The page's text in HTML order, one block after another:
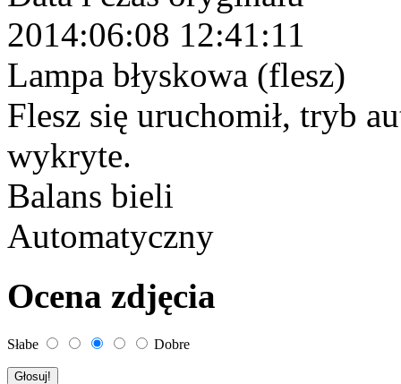
2014:06:08 12:41:11
Lampa błyskowa (flesz)
Flesz się uruchomił, tryb
wykryte.
Balans bieli
Automatyczny
Ocena zdjęcia
Słabe Dobre